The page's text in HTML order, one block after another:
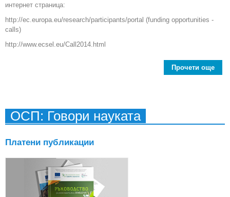
интернет страница:
http://ec.europa.eu/research/participants/portal (funding opportunities -
calls)
http://www.ecsel.eu/Call2014.html
Прочети още
ОСП: Говори науката
Платени публикации